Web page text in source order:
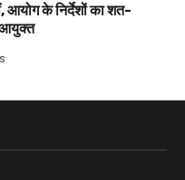
आयोग के निर्देशों का शत-
आयुक्त